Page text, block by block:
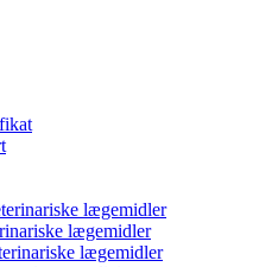
lægemidler
lægemidler
lægemidler